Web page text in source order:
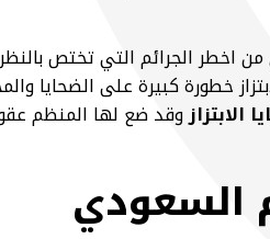
اخطر الجرائم التي تختص بالنظر
خطورة كبيرة على الضحايا
الابتزازوقد ضع لها المنظم
السعودي